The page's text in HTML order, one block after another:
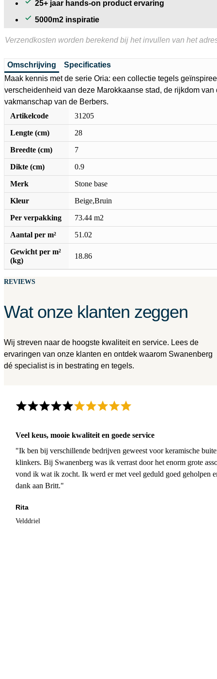
25+ jaar hands-on product ervaring
5000m2 inspiratie
Verzendkosten worden berekend bij het invullen van het
Omschrijving
Specificaties
Maak kennis met de serie Oria: een collectie tegels
verscheidenheid van deze Marokkaanse stad, de rijkdom
vakmanschap van de Berbers.
Artikelcode
31205
Lengte (cm) 28
Breedte (cm) 7
Dikte (cm) 0.9
Merk Stone base
Kleur Beige,Bruin
Per verpakking 73.44 m2
Aantal per m² 51.02
Gewicht per m²
(kg)
18.86
REVIEWS
Wat onze klanten zeggen
Wij streven naar de hoogste kwaliteit en service. Lees de
ervaringen van onze klanten en ontdek waarom Swanenberg
dé specialist is in bestrating en tegels.
Veel keus, mooie kwaliteit en goede service
"Ik ben bij verschillende bedrijven geweest voor keramische
klinkers. Bij Swanenberg was ik verrast door het enorm grote
vond ik wat ik zocht. Ik werd er met veel geduld goed geholpen
dank aan Britt."
Rita
Velddriel